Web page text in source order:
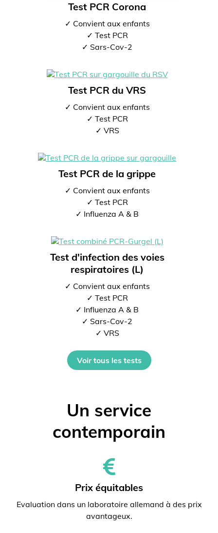
Test PCR Corona
✓ Convient aux enfants
✓ Test PCR
✓ Sars-Cov-2
Test PCR du VRS
✓ Convient aux enfants
✓ Test PCR
✓ VRS
Test PCR de la grippe
✓ Convient aux enfants
✓ Test PCR
✓ Influenza A & B
Test d'infection des voies
respiratoires (L)
✓ Convient aux enfants
✓ Test PCR
✓ Influenza A & B
✓ Sars-Cov-2
✓ VRS
Voir tous les tests
Un service
contemporain
Prix ​​équitables
Evaluation dans un laboratoire allemand à des prix
avantageux.